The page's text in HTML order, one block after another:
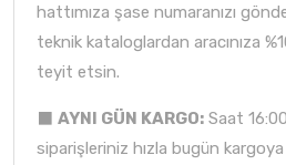
hattımıza şase numaranızı
teknik kataloglardan aracınıza
teyit etsin.
⬛ AYNI GÜN KARGO: Saat
siparişleriniz hızla bugün kargoya